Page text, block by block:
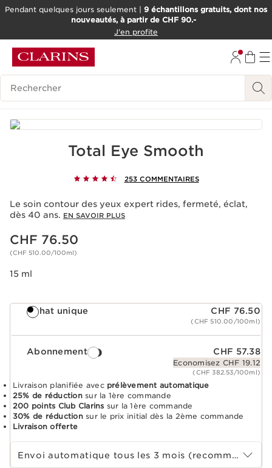
ALLER AU CONTENU
OUTIL D'ACCESSIBILITÉ
Pendant quelques jours seulement | 9 échantillons gratuits, dont nos
nouveautés, à partir de CHF 90.-
J'en profite
Historique des recherches
Total Eye Smooth
253 COMMENTAIRES
Le soin contour des yeux expert rides, fermeté, éclat,
dès 40 ans. EN SAVOIR PLUS
Nouveau prix CHF 76.50
CHF 76.50
(CHF 510.00/100ml)
15 ml
Achat unique CHF 76.50
(CHF 510.00/100ml)
Abonnement CHF 57.38
Economisez CHF 19.12
(CHF 382.53/100ml)
Livraison planifiée avec prélèvement automatique
25% de réductionsur la 1ère commande
200 points Club Clarins sur la 1ère commande
30% de réductionsur le prix initial dès la 2ème commande
Livraison offerte
Sélectionnez la durée de l'abonnement
Envoi automatique tous les 3 mois (recommandé)